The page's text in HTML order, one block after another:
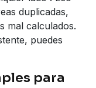
duplicadas,
mal calculados.
puedes
para